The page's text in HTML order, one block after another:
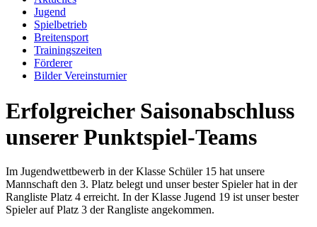
Jugend
Spielbetrieb
Breitensport
Trainingszeiten
Förderer
Bilder Vereinsturnier
Erfolgreicher Saisonabschluss
unserer Punktspiel-Teams
Im Jugendwettbewerb in der Klasse Schüler 15 hat unsere
Mannschaft den 3. Platz belegt und unser bester Spieler hat in der
Rangliste Platz 4 erreicht. In der Klasse Jugend 19 ist unser bester
Spieler auf Platz 3 der Rangliste angekommen.